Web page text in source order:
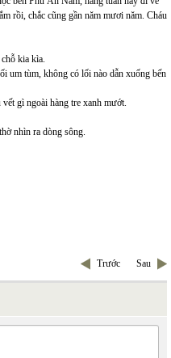
rồi, chắc cũng gần năm mươi năm. Cháu
kia kìa.
um tùm, không có lối nào dẫn xuống bến
gì ngoài hàng tre xanh mướt.
nhìn ra dòng sông.
Trước Sau